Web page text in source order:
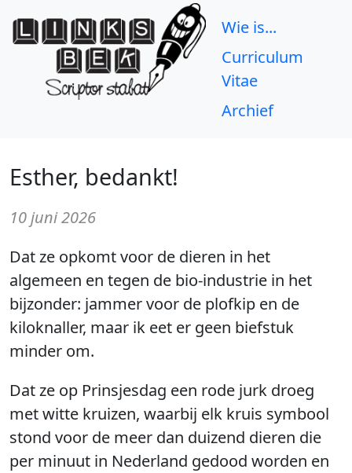
Wie is...
Curriculum
Vitae
Archief
Esther, bedankt!
10 juni 2026
Dat ze opkomt voor de dieren in het
algemeen en tegen de bio-industrie in het
bijzonder: jammer voor de plofkip en de
kiloknaller, maar ik eet er geen biefstuk
minder om.
Dat ze op Prinsjesdag een rode jurk droeg
met witte kruizen, waarbij elk kruis symbool
stond voor de meer dan duizend dieren die
per minuut in Nederland gedood worden en